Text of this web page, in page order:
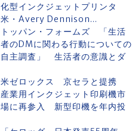
化型インクジェットプリンタ
米・Avery Dennison...
トッパン・フォームズ 「生活
者のDMに関わる行動についての
自主調査」 生活者の意識とダ
米ゼロックス 京セラと提携
産業用インクジェット印刷機市
場に再参入 新型印機を年内投